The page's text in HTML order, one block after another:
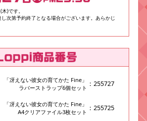
)です。
次第予約終了となる場合がございます。あらかじ
「冴えない彼女の育てかた Fine」
ラバーストラップ6個セット ：255727
「冴えない彼女の育てかた Fine」
A4クリアファイル3枚セット ：255725